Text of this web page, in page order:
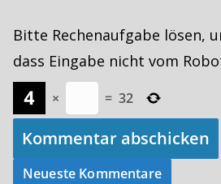
Bitte Rechenaufgabe lösen,
dass Eingabe nicht vom
× = 32
Neueste Kommentare